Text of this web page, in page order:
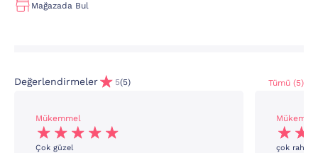
Mağazada Bul
Değerlendirmeler 5(5) Tümü (5)
Mükemmel
Çok güzel
çok rahat